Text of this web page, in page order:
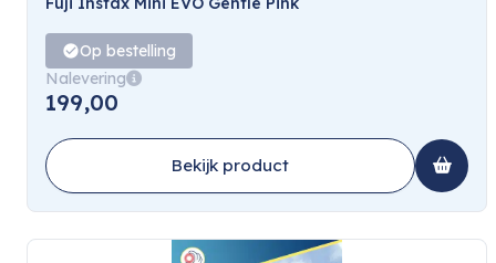
Op bestelling
Nalevering
199,00
Bekijk product